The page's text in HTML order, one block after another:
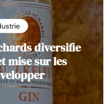
diversifie
mise sur les